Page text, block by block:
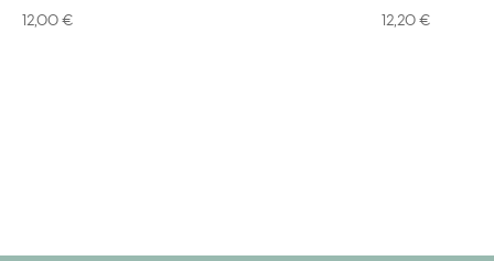
12,00€ 12,20€